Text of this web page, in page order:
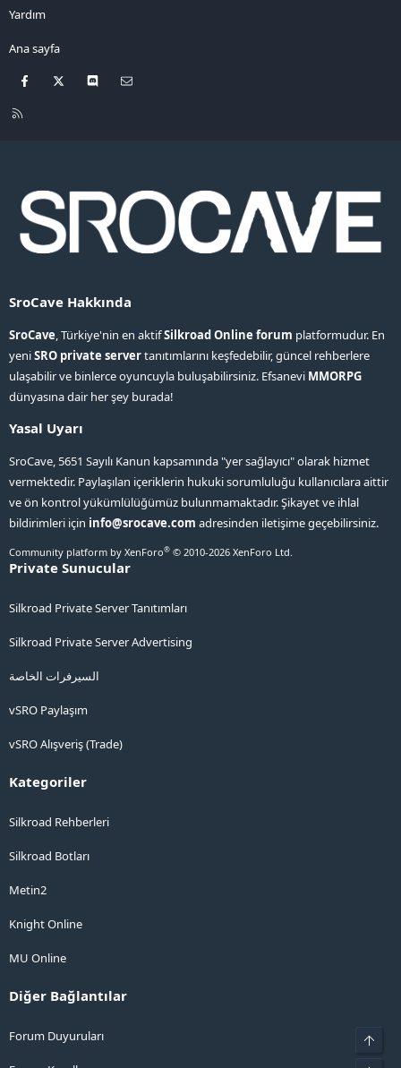
Yardım
Ana sayfa
Facebook Discord
R
SroCave Hakkında
SroCave, Türkiye'nin en aktifSilkroad Online forum platformudur. En
yeniSRO private servertanıtımlarını keşfedebilir, güncel rehberlere
ulaşabilir ve binlerce oyuncuyla buluşabilirsiniz. Efsanevi MMORPG
dünyasına dair her şey burada!
Yasal Uyarı
SroCave, 5651 Sayılı Kanun kapsamında "yer sağlayıcı" olarak hizmet
vermektedir. Paylaşılan içeriklerin hukuki sorumluluğu kullanıcılara aittir
ve ön kontrol yükümlülüğümüz bulunmamaktadır. Şikayet ve ihlal
bildirimleri için info@srocave.com adresinden iletişime geçebilirsiniz.
Community platform by XenForo® © 2010-2026 XenForo Ltd.
Private Sunucular
Silkroad Private Server Tanıtımları
Silkroad Private Server Advertising
السيرفرات الخاصة
vSRO Paylaşım
vSRO Alışveriş (Trade)
Kategoriler
Silkroad Rehberleri
Silkroad Botları
Metin2
Knight Online
MU Online
Diğer Bağlantılar
Forum Duyuruları